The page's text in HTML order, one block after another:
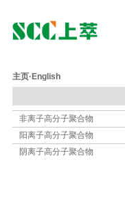
主页· English
非离子高分子聚合物
阳离子高分子聚合物
阴离子高分子聚合物